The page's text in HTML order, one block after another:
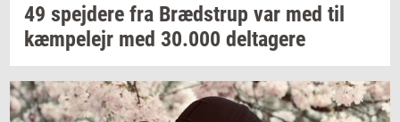
49 spej­de­re fra Bræd­strup var med til
kæm­pe­lejr med 30.000 del­ta­ge­re